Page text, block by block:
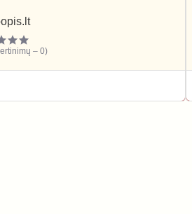
– 0)